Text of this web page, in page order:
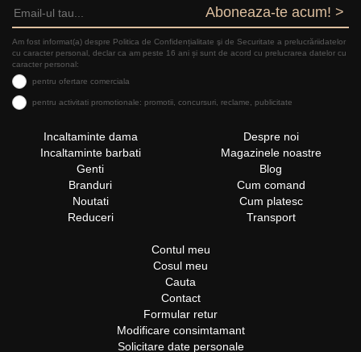
Aboneaza-te acum! >
Am fost informat(a) despre Politica de Confidențialitate şi de Securitate a prelucrăriidatelor
cu caracter personal, declar ca am peste 16 ani și sunt de acord cu prelucrarea datelor cu
caracter personal:
pentru ofertare comerciala
pentru activitati promotionale: promotii, concursuri, reclame, publicitate
Incaltaminte dama
Incaltaminte barbati
Genti
Branduri
Noutati
Reduceri
Despre noi
Magazinele noastre
Blog
Cum comand
Cum platesc
Transport
Contul meu
Cosul meu
Cauta
Contact
Formular retur
Modificare consimtamant
Solicitare date personale